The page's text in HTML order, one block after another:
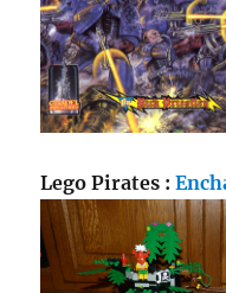
Lego Pirates :